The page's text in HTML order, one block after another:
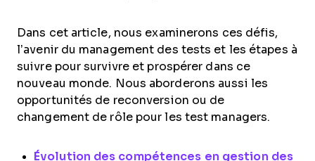
Dans cet article, nous examinerons ces défis,
l’avenir du management des tests et les étapes à
suivre pour survivre et prospérer dans ce
nouveau monde. Nous aborderons aussi les
opportunités de reconversion ou de
changement de rôle pour les test managers.
Évolution des compétences en gestion des